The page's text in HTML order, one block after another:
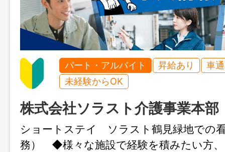
パート・アルバイト 昇給あり
車
未経験からOK
株式会社ソラスト介護事業本部
ショートステイ ソラスト鶴見緑地での
務） ◆様々な施設で経験を積みたい方